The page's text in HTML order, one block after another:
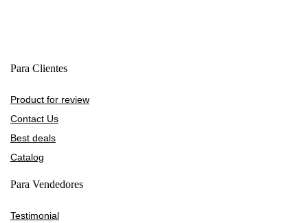
Para Clientes
Product for review
Contact Us
Best deals
Catalog
Para Vendedores
Testimonial